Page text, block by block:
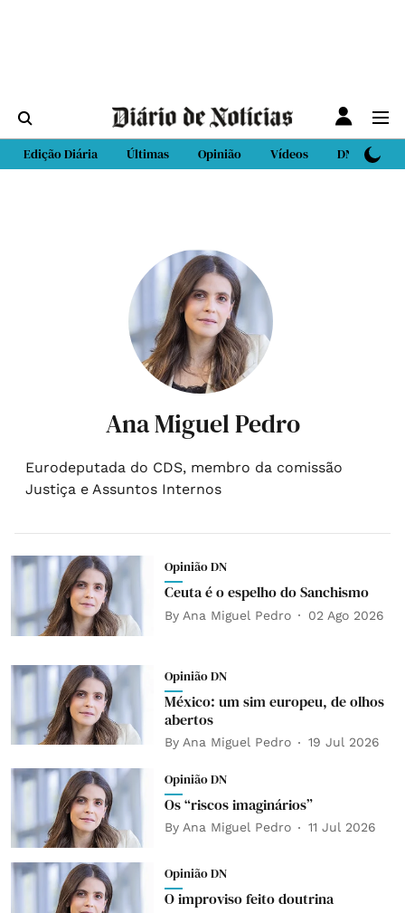
Edição Diária Últimas Opinião Vídeos DN Sport
Ana Miguel Pedro
Eurodeputada do CDS, membro da comissão
Justiça e Assuntos Internos
Opinião DN
Ceuta é o espelho do Sanchismo
By Ana Miguel Pedro 02 Ago 2026
Opinião DN
México: um sim europeu, de olhos
abertos
By Ana Miguel Pedro 19 Jul 2026
Opinião DN
Os “riscos imaginários”
By Ana Miguel Pedro 11 Jul 2026
Opinião DN
O improviso feito doutrina